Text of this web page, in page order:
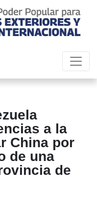
a la
China por
de una
de